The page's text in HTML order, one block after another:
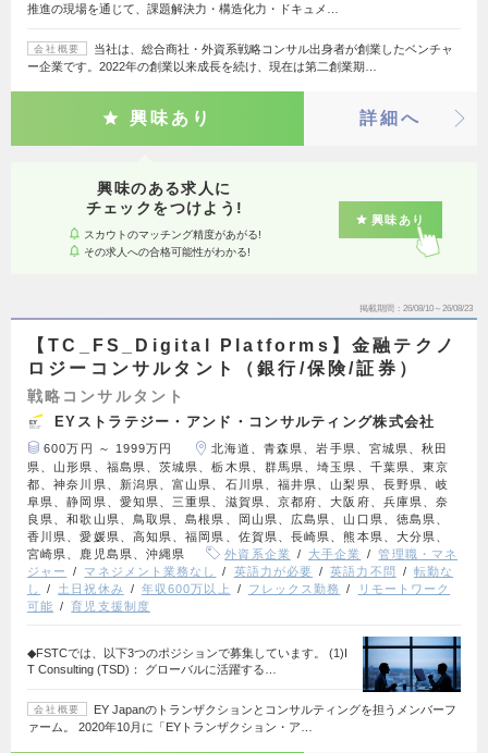
推進の現場を通じて、課題解決力・構造化力・ドキュメ…
会社概要
当社は、総合商社・外資系戦略コンサル出身者が創業したベンチャ
ー企業です。2022年の創業以来成長を続け、現在は第二創業期…
興味あり 詳細へ
興味のある求人に
チェックをつけよう!
スカウトのマッチング精度があがる!
その求人への合格可能性がわかる!
興味あり
掲載期間 26/08/10～26/08/23
【TC_FS_Digital Platforms】金融テクノ
ロジーコンサルタント（銀行/保険/証券）
戦略コンサルタント
EYストラテジー・アンド・コンサルティング株式会社
600万円 ～ 1999万円
北海道、青森県、岩手県、宮城県、秋田
県、山形県、福島県、茨城県、栃木県、群馬県、埼玉県、千葉県、東京
都、神奈川県、新潟県、富山県、石川県、福井県、山梨県、長野県、岐
阜県、静岡県、愛知県、三重県、滋賀県、京都府、大阪府、兵庫県、奈
良県、和歌山県、鳥取県、島根県、岡山県、広島県、山口県、徳島県、
香川県、愛媛県、高知県、福岡県、佐賀県、長崎県、熊本県、大分県、
宮崎県、鹿児島県、沖縄県
外資系企業 大手企業
管理職・マネ
ジャー
マネジメント業務なし 英語力が必要 英語力不問
転勤な
し
土日祝休み 年収600万以上 フレックス勤務
リモートワーク
可能
育児支援制度
◆FSTCでは、以下3つのポジションで募集しています。 (1)I
T Consulting (TSD)： グローバルに活躍する…
会社概要
EY Japanのトランザクションとコンサルティングを担うメンバーフ
ァーム。 2020年10月に「EYトランザクション・ア…